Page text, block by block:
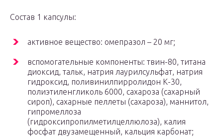
Состав 1 капсулы:
активное вещество: омепразол – 20 мг;
вспомогательные компоненты: твин-80, титана
диоксид, тальк, натрия лаурилсульфат, натрия
гидроксид, поливинилпирролидон К-30,
полиэтиленгликоль 6000, сахароза (сахарный
сироп), сахарные пеллеты (сахароза), маннитол,
гипромеллоза
(гидроксипропилметилцеллюлоза), калия
фосфат двузамещенный, кальция карбонат;